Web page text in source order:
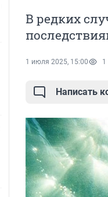
В редких
1 июля 2025, 15:00 1
Написать